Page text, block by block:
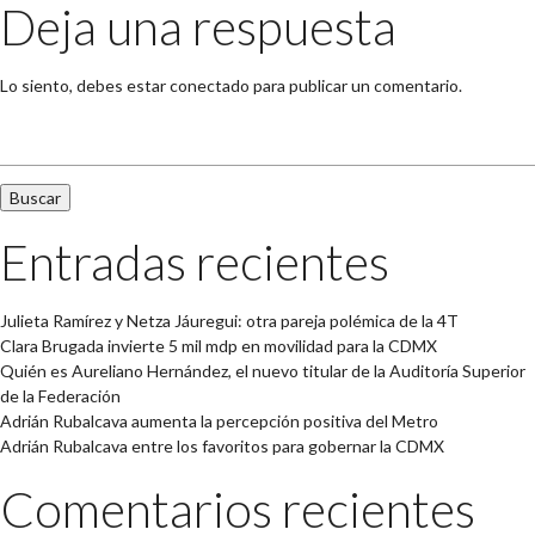
Deja una respuesta
Lo siento, debes estarconectado para publicar un comentario.
Entradas recientes
Julieta Ramírez y Netza Jáuregui: otra pareja polémica de la 4T
Clara Brugada invierte 5 mil mdp en movilidad para la CDMX
Quién es Aureliano Hernández, el nuevo titular de la Auditoría Superior
de la Federación
Adrián Rubalcava aumenta la percepción positiva del Metro
Adrián Rubalcava entre los favoritos para gobernar la CDMX
Comentarios recientes